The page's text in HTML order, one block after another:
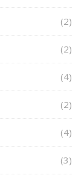
(2)
(2)
(4)
(2)
(4)
(3)